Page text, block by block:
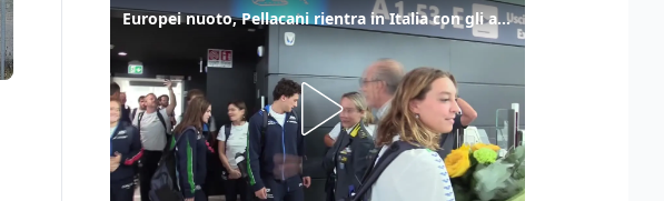
Europei nuoto, Pellacani rientra in Italia con gli azzurri dei tuffi